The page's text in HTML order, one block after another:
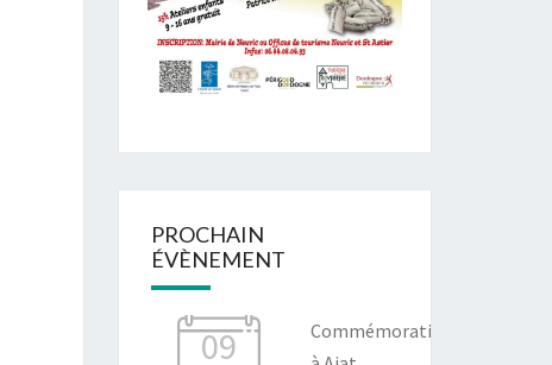
PROCHAIN
ÉVÈNEMENT
09
Commémoration